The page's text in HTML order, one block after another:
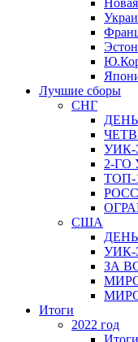
Лучшие сборы
СНГ
ДЕНЬ
2-ГО
ТОП-
США
ДЕНЬ
ЗА
Итоги
2022 год